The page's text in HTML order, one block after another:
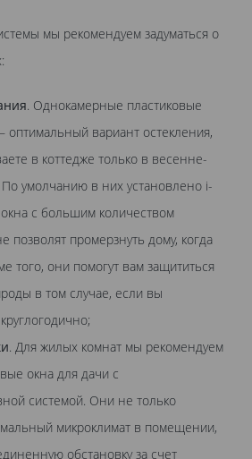
мы рекомендуем задуматься о
. Однокамерные пластиковые
оптимальный вариант остекления,
в коттедже только в весенне-
умолчанию в них установлено i-
с большим количеством
позволят промерзнуть дому, когда
того, они помогут вам защититься
в том случае, если вы
. Для жилых комнат мы рекомендуем
окна для дачи с
системой. Они не только
микроклимат в помещении,
обстановку за счет